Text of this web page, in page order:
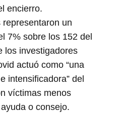
encierro.
un
7% sobre los 152 del
los investigadores
actuó como “una
intensificadora” del
víctimas menos
o consejo.